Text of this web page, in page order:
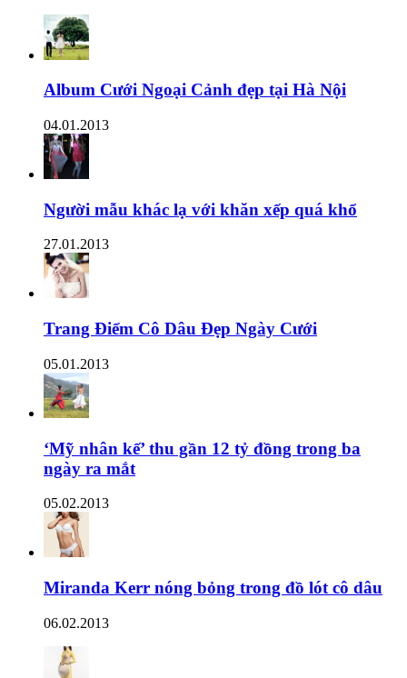
Album Cưới Ngoại Cảnh đẹp tại Hà Nội
04.01.2013
Người mẫu khác lạ với khăn xếp quá khổ
27.01.2013
Trang Điểm Cô Dâu Đẹp Ngày Cưới
05.01.2013
‘Mỹ nhân kế’ thu gần 12 tỷ đồng trong ba
ngày ra mắt
05.02.2013
Miranda Kerr nóng bỏng trong đồ lót cô dâu
06.02.2013